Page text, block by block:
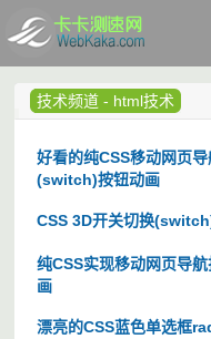
技术频道 - html技术
好看的纯CSS移动网页
(switch)按钮动画
CSS 3D开关切换
纯CSS实现移动网页导
画
漂亮的CSS蓝色单选框